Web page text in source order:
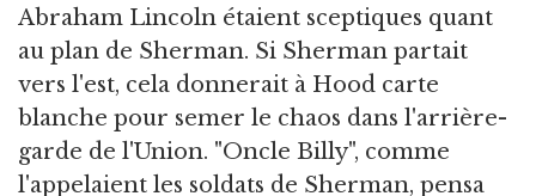
Abraham Lincoln étaient sceptiques quant
au plan de Sherman. Si Sherman partait
vers l'est, cela donnerait à Hood carte
blanche pour semer le chaos dans l'arrière-
garde de l'Union. "Oncle Billy", comme
l'appelaient les soldats de Sherman, pensa